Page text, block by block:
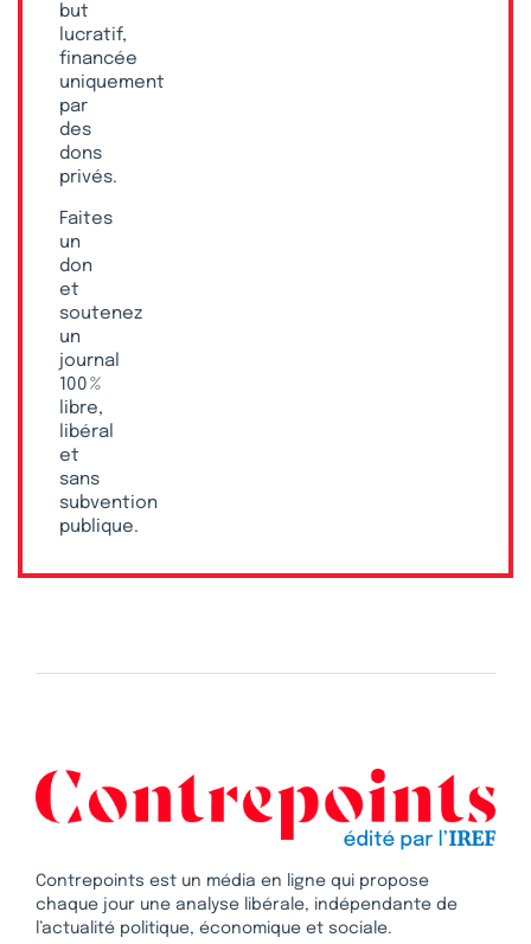
but
lucratif,
financée
uniquement
par
des
dons
privés.
Faites
un
don
et
soutenez
un
journal
100 %
libre,
libéral
et
sans
subvention
publique.
Contrepoints est un média en ligne qui propose
chaque jour une analyse libérale, indépendante de
l’actualité politique, économique et sociale.